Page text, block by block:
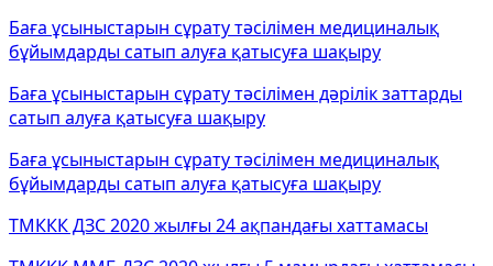
Баға ұсыныстарын сұрату тәсілімен медициналық
бұйымдарды сатып алуға қатысуға шақыру
Баға ұсыныстарын сұрату тәсілімен дәрілік заттарды
сатып алуға қатысуға шақыру
Баға ұсыныстарын сұрату тәсілімен медициналық
бұйымдарды сатып алуға қатысуға шақыру
ТМККК ДЗС 2020 жылғы 24 ақпандағы хаттамасы